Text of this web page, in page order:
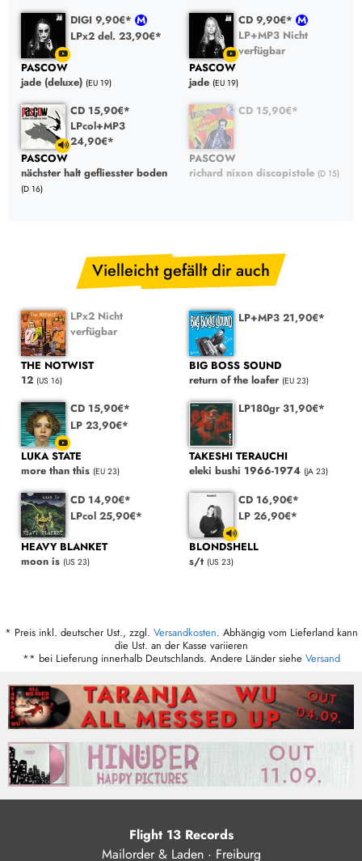
DIGI 9,90€*
LPx2 del. 23,90€*
PASCOW
jade (deluxe) (EU 19)
CD 9,90€*
LP+MP3 Nicht
verfügbar
PASCOW
jade (EU 19)
CD 15,90€*
LPcol+MP3
24,90€*
PASCOW
nächster halt gefliesster boden
(D 16)
CD 15,90€*
PASCOW
richard nixon discopistole (D 15)
Vielleicht gefällt dir auch
LPx2 Nicht
verfügbar
THE NOTWIST
12 (US 16)
LP+MP3 21,90€*
BIG BOSS SOUND
return of the loafer (EU 23)
CD 15,90€*
LP 23,90€*
LUKA STATE
more than this (EU 23)
LP180gr 31,90€*
TAKESHI TERAUCHI
eleki bushi 1966-1974 (JA 23)
CD 14,90€*
LPcol 25,90€*
HEAVY BLANKET
moon is (US 23)
CD 16,90€*
LP 26,90€*
BLONDSHELL
s/t (US 23)
* Preis inkl. deutscher Ust., zzgl. Versandkosten. Abhängig vom Lieferland kann
die Ust. an der Kasse variieren
** bei Lieferung innerhalb Deutschlands. Andere Länder siehe Versand
Flight 13 Records
Mailorder & Laden · Freiburg